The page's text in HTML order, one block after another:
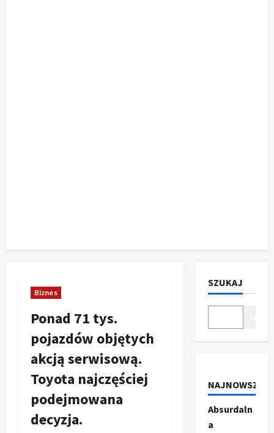
Biznes
Ponad 71 tys.
pojazdów objętych
akcją serwisową.
Toyota najczęściej
podejmowana
decyzja.
SZUKAJ
NAJNOWSZE
Absurdaln
a